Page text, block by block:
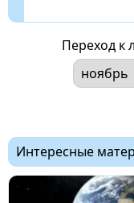
Переход к
Интересные